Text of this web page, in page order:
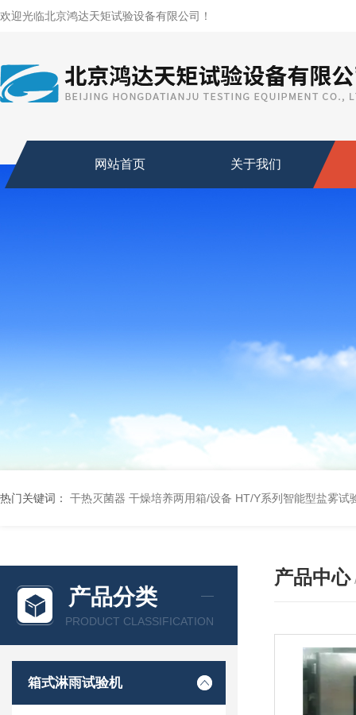
欢迎光临北京鸿达天矩试验设备有限公司！
网站首页 关于我们
热门关键词： 干热灭菌器 干燥培养两用箱/设备 HT/Y系列智能型盐雾试
产品分类
PRODUCT CLASSIFICATION
箱式淋雨试验机
产品中心